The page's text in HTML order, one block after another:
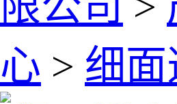
心 > 细